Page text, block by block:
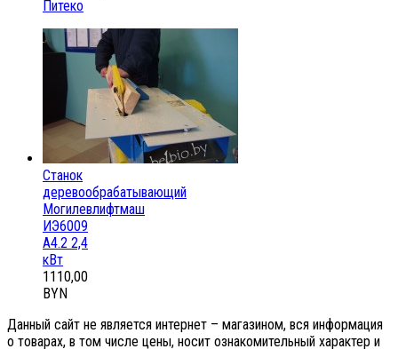
Питеко
Станок
деревообрабатывающий
Могилевлифтмаш
ИЭ6009
А4.2 2,4
кВт
1110,00
BYN
Данный сайт не является интернет – магазином, вся информация
о товарах, в том числе цены, носит ознакомительный характер и